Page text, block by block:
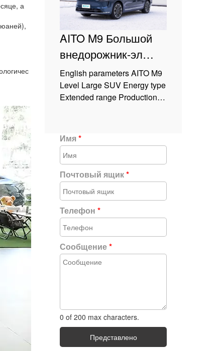
а
AITO M9 Большой
внедорожник-эл…
English parameters AITO M9
Level Large SUV Energy type
Extended range Production…
Имя*
Почтовый ящик*
Телефон*
Сообщение*
0 of 200 max characters.
Представлено